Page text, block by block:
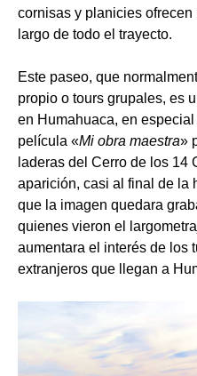
cornisas y planicies
largo de todo el trayecto.
Este paseo, que
propio o tours grupales, es
en Humahuaca, en
película «Mi obra maestra»
laderas del Cerro de los 14
aparición, casi al final de la
que la imagen quedara
quienes vieron el
aumentara el interés de los
extranjeros que llegan a